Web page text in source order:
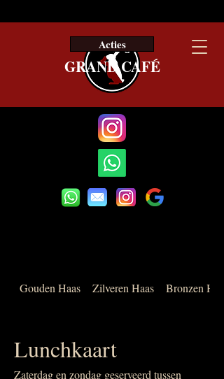
BEUNTJES
GRAND CAFÉ
Offerte
Acties
Gouden Haas Zilveren Haas Bronzen Haas
Lunchkaart
Zaterdag en zondag geserveerd tussen